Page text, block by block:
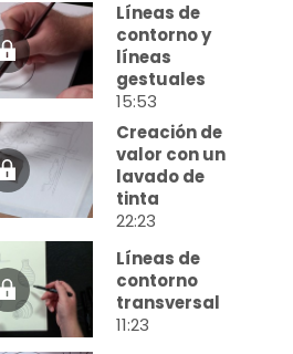
Líneas de
contorno y
líneas
gestuales
15:53
Creación de
valor con un
lavado de
tinta
22:23
Líneas de
contorno
transversal
11:23